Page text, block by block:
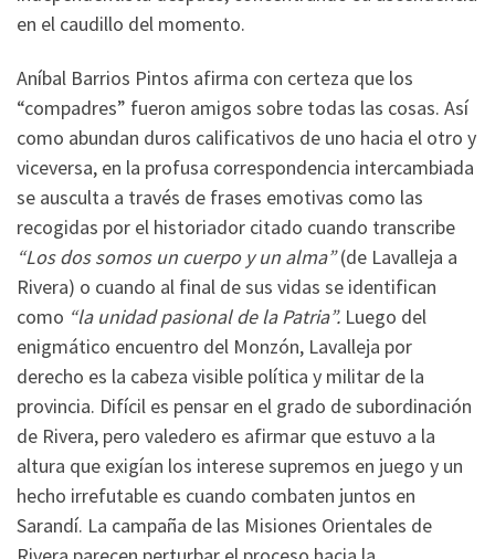
en el caudillo del momento.
Aníbal Barrios Pintos afirma con certeza que los
“compadres” fueron amigos sobre todas las cosas. Así
como abundan duros calificativos de uno hacia el otro y
viceversa, en la profusa correspondencia intercambiada
se ausculta a través de frases emotivas como las
recogidas por el historiador citado cuando transcribe
“Los dos somos un cuerpo y un alma”(de Lavalleja a
Rivera) o cuando al final de sus vidas se identifican
como “la unidad pasional de la Patria”. Luego del
enigmático encuentro del Monzón, Lavalleja por
derecho es la cabeza visible política y militar de la
provincia. Difícil es pensar en el grado de subordinación
de Rivera, pero valedero es afirmar que estuvo a la
altura que exigían los interese supremos en juego y un
hecho irrefutable es cuando combaten juntos en
Sarandí. La campaña de las Misiones Orientales de